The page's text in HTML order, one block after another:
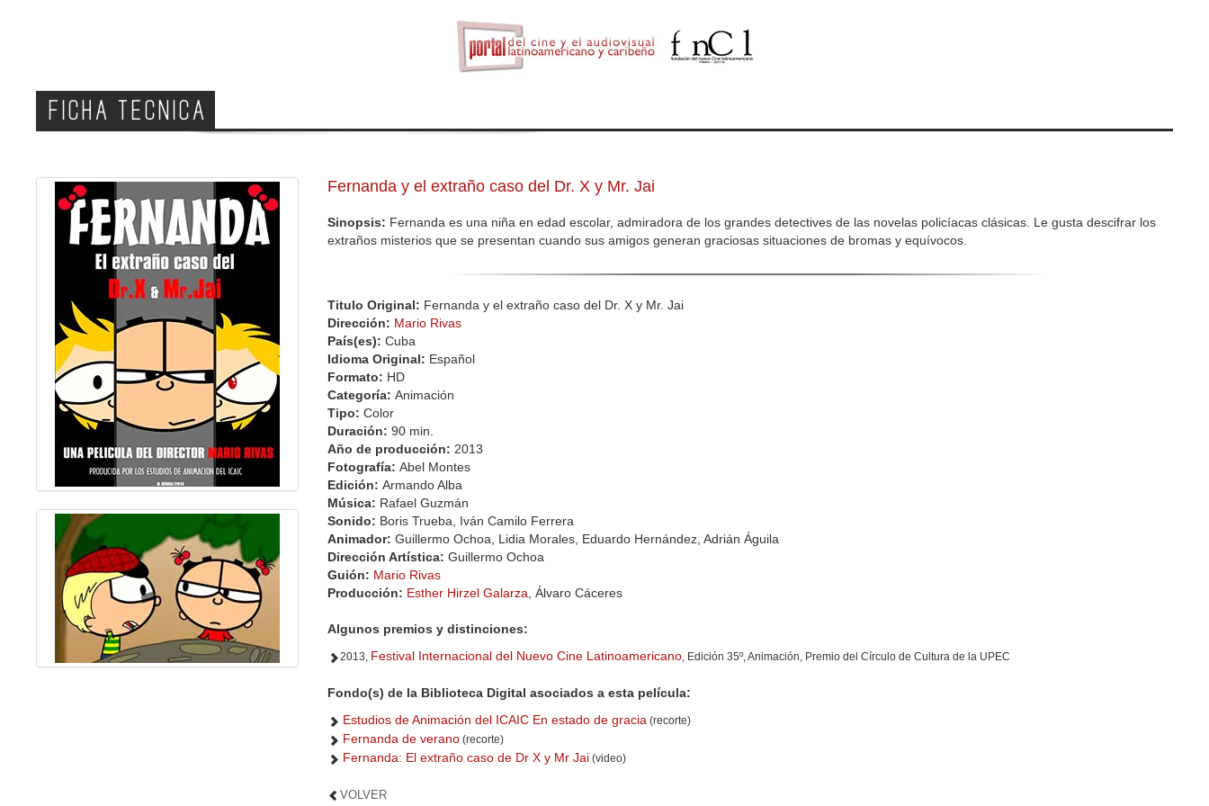
FICHA TECNICA
Fernanda y el extraño caso del Dr. X y Mr. Jai
Sinopsis: Fernanda es una niña en edad escolar, admiradora de los grandes detectives de las novelas policíacas clásicas. Le gusta descifrar los
extraños misterios que se presentan cuando sus amigos generan graciosas situaciones de bromas y equívocos.
Titulo Original: Fernanda y el extraño caso del Dr. X y Mr. Jai
Dirección: Mario Rivas
País(es):Cuba
Idioma Original: Español
Formato: HD
Categoría:Animación
Tipo:Color
Duración:90 min.
Año de producción: 2013
Fotografía:Abel Montes
Edición:Armando Alba
Música: Rafael Guzmán
Sonido: Boris Trueba, Iván Camilo Ferrera
Animador:Guillermo Ochoa, Lidia Morales, Eduardo Hernández, Adrián Águila
Dirección Artística:Guillermo Ochoa
Guión: Mario Rivas
Producción: Esther Hirzel Galarza , Álvaro Cáceres
Algunos premios y distinciones:
2013, Festival Internacional del Nuevo Cine Latinoamericano, Edición 35º, Animación, Premio del Círculo de Cultura de la UPEC
Fondo(s) de la Biblioteca Digital asociados a esta película:
Estudios de Animación del ICAIC En estado de gracia (recorte)
Fernanda de verano (recorte)
Fernanda: El extraño caso de Dr X y Mr Jai (video)
VOLVER